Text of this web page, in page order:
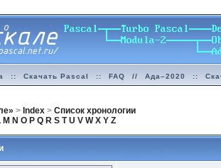
:: Скачать Pascal :: FAQ // Ада–2020 ::
> Index> Список хронологии
M N O P Q R S T U V W X Y Z